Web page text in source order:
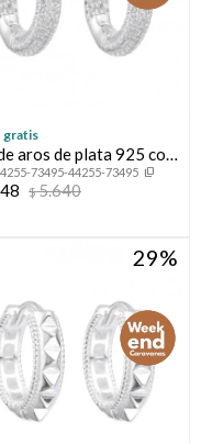
gratis
aros de plata 925 con
73495-44255-73495
$5.640
29